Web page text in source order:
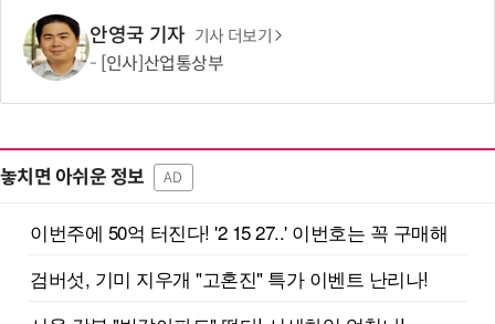
안영국 기자 기사 더보기
[인사]산업통상부
놓치면 아쉬운 정보 AD